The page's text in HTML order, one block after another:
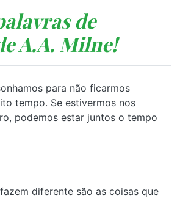
de
A.A. Milne!
para não ficarmos
tempo. Se estivermos nos
podemos estar juntos o tempo
diferente são as coisas que